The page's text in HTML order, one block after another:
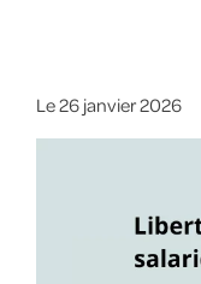
Le26 janvier 2026